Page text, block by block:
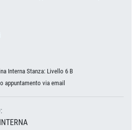
Interna Stanza: Livello 6 B
appuntamento via email